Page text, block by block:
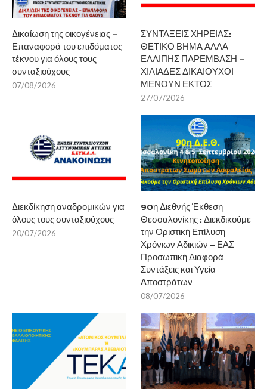
Δικαίωση της οικογένειας –
Επαναφορά του επιδόματος
τέκνου για όλους τους
συνταξιούχους
07/08/2026
ΣΥΝΤΑΞΕΙΣ ΧΗΡΕΙΑΣ:
ΘΕΤΙΚΟ ΒΗΜΑ ΑΛΛΑ
ΕΛΛΙΠΗΣ ΠΑΡΕΜΒΑΣΗ –
ΧΙΛΙΑΔΕΣ ΔΙΚΑΙΟΥΧΟΙ
ΜΕΝΟΥΝ ΕΚΤΟΣ
27/07/2026
Διεκδίκηση αναδρομικών για
όλους τους συνταξιούχους
20/07/2026
90η Διεθνής Έκθεση
Θεσσαλονίκης : Διεκδικούμε
την Οριστική Επίλυση
Χρόνιων Αδικιών – ΕΑΣ
Προσωπική Διαφορά
Συντάξεις και Υγεία
Αποστράτων
08/07/2026